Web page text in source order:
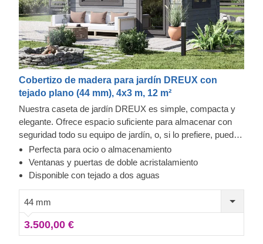
Cobertizo de madera para jardín DREUX con
tejado plano (44 mm), 4x3 m, 12 m²
Nuestra caseta de jardín DREUX es simple, compacta y
elegante. Ofrece espacio suficiente para almacenar con
seguridad todo su equipo de jardín, o, si lo prefiere, puede
utilizarla para disfrutar de sus aficiones o incluso para
crear un espacio soleado donde poder descansar y
relajarse cómodamente. La solidez y la facilidad de
tradicional una pieza arquitectónica muy apreciada por
muchos de nuestros clientes. Para su mayor comodidad,
también se encuentra disponible una versión aislada de
este modelo.
Perfecta para ocio o almacenamiento
Ventanas y puertas de doble acristalamiento
Disponible con tejado a dos aguas
44 mm
3.500,00 €